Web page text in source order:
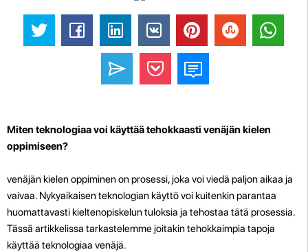
Miten teknologiaa voi käyttää tehokkaasti venäjän kielen
oppimiseen?
venäjän kielen oppiminen on prosessi, joka voi viedä paljon aikaa ja
vaivaa. Nykyaikaisen teknologian käyttö voi kuitenkin parantaa
huomattavasti kieltenopiskelun tuloksia ja tehostaa tätä prosessia.
Tässä artikkelissa tarkastelemme joitakin tehokkaimpia tapoja
käyttää teknologiaa venäjä.